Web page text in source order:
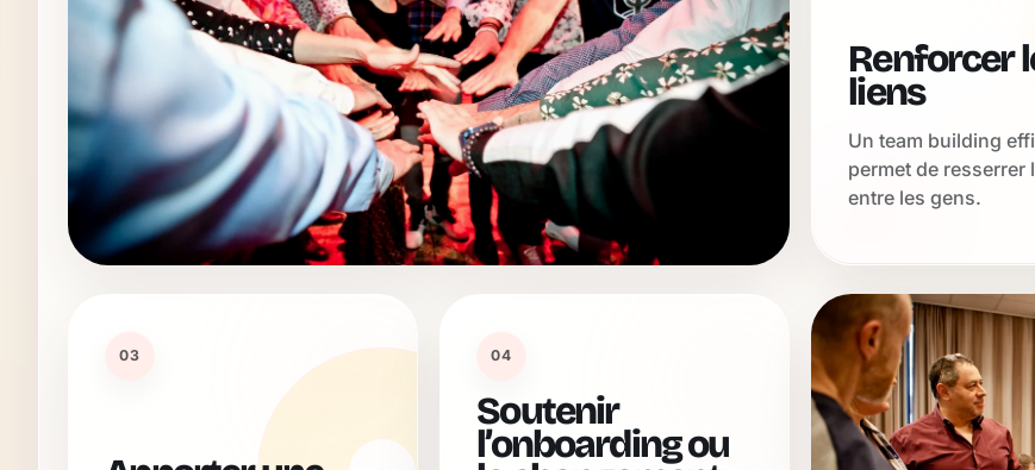
Renforcer
liens
Un team building
permet de resserrer
entre les gens.
03 04
Soutenir
l’onboarding ou